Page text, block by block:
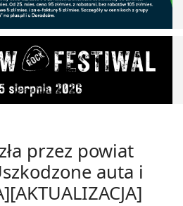
przez powiat
auta i